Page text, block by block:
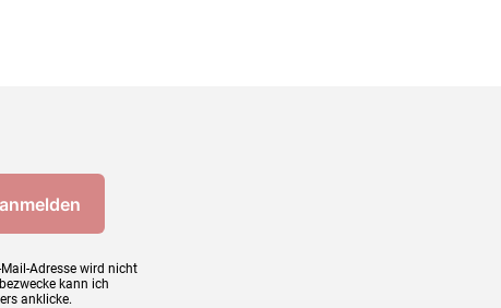
Adresse wird nicht
kann ich
anklicke.